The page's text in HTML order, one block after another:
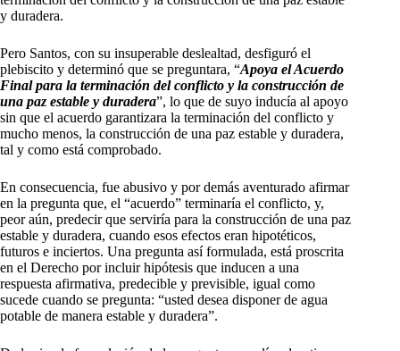
y duradera.
Pero Santos, con su insuperable deslealtad, desfiguró el
plebiscito y determinó que se preguntara, “Apoya el Acuerdo
Final para la terminación del conflicto y la construcción de
una paz estable y duradera”, lo que de suyo inducía al apoyo
sin que el acuerdo garantizara la terminación del conflicto y
mucho menos, la construcción de una paz estable y duradera,
tal y como está comprobado.
En consecuencia, fue abusivo y por demás aventurado afirmar
en la pregunta que, el “acuerdo” terminaría el conflicto, y,
peor aún, predecir que serviría para la construcción de una paz
estable y duradera, cuando esos efectos eran hipotéticos,
futuros e inciertos. Una pregunta así formulada, está proscrita
en el Derecho por incluir hipótesis que inducen a una
respuesta afirmativa, predecible y previsible, igual como
sucede cuando se pregunta: “usted desea disponer de agua
potable de manera estable y duradera”.